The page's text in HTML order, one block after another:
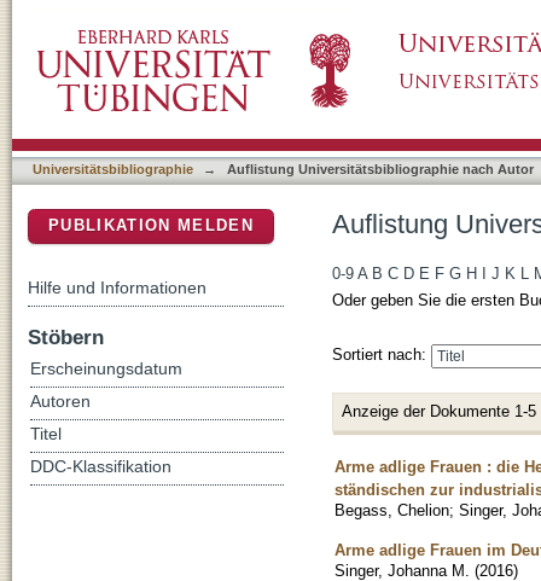
Universitätsbibliographie → Auflistung Universitätsbibliographie nach Autor
Auflistung
0-9 A B C D E F G H J K L
Oder geben Sie die ersten
Sortiert nach:
Anzeige der Dokumente 1-5
Arme adlige Frauen : die
ständischen zur
Begass, Chelion; Singer,
Arme adlige Frauen im
Singer, Johanna M. (2016)
PUBLIKATION MELDEN
Hilfe und Informationen
Stöbern
Erscheinungsdatum
Autoren
Titel
DDC-Klassifikation